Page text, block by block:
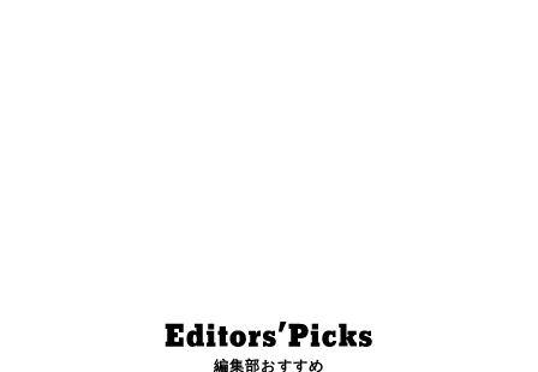
編集部おすすめ